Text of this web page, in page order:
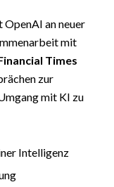
an neuer
mit
Times
zur
mit KI zu
Intelligenz